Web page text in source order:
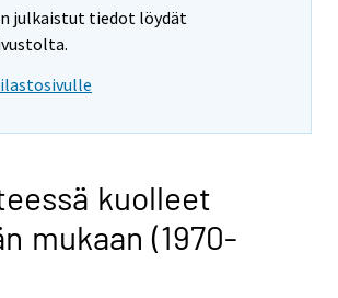
julkaistut tiedot löydät
kuolleet
mukaan (1970-